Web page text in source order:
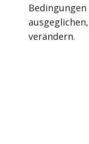
verändern.